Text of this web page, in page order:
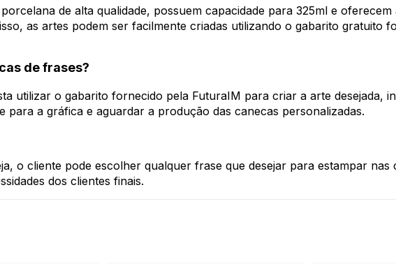
de alta qualidade, possuem capacidade para 325ml e
as artes podem ser facilmente criadas utilizando o gabarito gratuito
de frases?
utilizar o gabarito fornecido pela FuturaIM para criar a arte desejada,
a gráfica e aguardar a produção das canecas personalizadas.
o cliente pode escolher qualquer frase que desejar para estampar nas
dos clientes finais.